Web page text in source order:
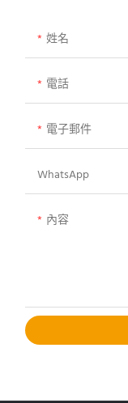
姓名
電話
電子郵件
WhatsApp
內容